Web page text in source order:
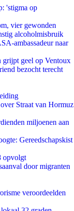
'stigma op
vier gewonden
alcoholmisbruik
ambassadeur naar
grijpt geel op Ventoux
bezocht terecht
Straat van Hormuz
miljoenen aan
Gereedschapskist
opvolgt
door migranten
veroordeelden